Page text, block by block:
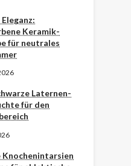
Keramik-
für neutrales
Laternen-
für den
Knochenintarsien